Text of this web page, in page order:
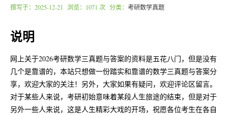
考研动态
刷题APP公告
数学学习方法
笨鸟数学训练营
撰写于： 2025-12-21 浏览：1071 次 分类： 考研数学真题
说明
网上关于2026考研数学三真题与答案的资料是五花八门，但是没有
几个是靠谱的，本站只想做一份踏实和靠谱的数学三真题与答案分
享，欢迎大家的关注！另外，大家如果有疑问，欢迎评论区留言。
对于某些人来说，考研初始意味着某段人生旅途的结束，但是对于
另外一些人来说，这是人生精彩大戏的开场，祝愿各位考生在各自